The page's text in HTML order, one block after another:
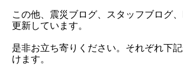
この他、震災ブログ、スタッフブログ
更新しています。
是非お立ち寄りください。それぞれ下
けます。